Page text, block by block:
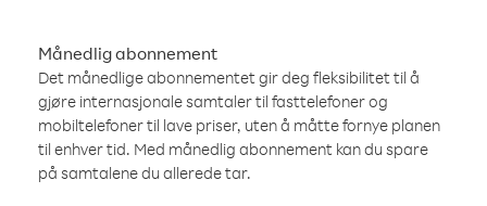
Månedlig abonnement
Det månedlige abonnementet gir deg fleksibilitet til å
gjøre internasjonale samtaler til fasttelefoner og
mobiltelefoner til lave priser, uten å måtte fornye planen
til enhver tid. Med månedlig abonnement kan du spare
på samtalene du allerede tar.